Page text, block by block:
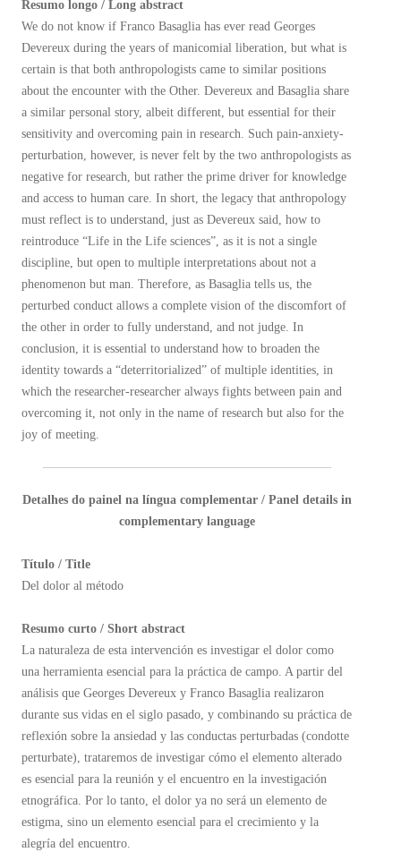
Resumo longo / Long abstract
We do not know if Franco Basaglia has ever read Georges
Devereux during the years of manicomial liberation, but what is
certain is that both anthropologists came to similar positions
about the encounter with the Other. Devereux and Basaglia share
a similar personal story, albeit different, but essential for their
sensitivity and overcoming pain in research. Such pain-anxiety-
perturbation, however, is never felt by the two anthropologists as
negative for research, but rather the prime driver for knowledge
and access to human care. In short, the legacy that anthropology
must reflect is to understand, just as Devereux said, how to
reintroduce “Life in the Life sciences”, as it is not a single
discipline, but open to multiple interpretations about not a
phenomenon but man. Therefore, as Basaglia tells us, the
perturbed conduct allows a complete vision of the discomfort of
the other in order to fully understand, and not judge. In
conclusion, it is essential to understand how to broaden the
identity towards a “deterritorialized” of multiple identities, in
which the researcher-researcher always fights between pain and
overcoming it, not only in the name of research but also for the
joy of meeting.
Detalhes do painel na língua complementar / Panel details in
complementary language
Título / Title
Del dolor al método
Resumo curto / Short abstract
La naturaleza de esta intervención es investigar el dolor como
una herramienta esencial para la práctica de campo. A partir del
análisis que Georges Devereux y Franco Basaglia realizaron
durante sus vidas en el siglo pasado, y combinando su práctica de
reflexión sobre la ansiedad y las conductas perturbadas (condotte
perturbate), trataremos de investigar cómo el elemento alterado
es esencial para la reunión y el encuentro en la investigación
etnográfica. Por lo tanto, el dolor ya no será un elemento de
estigma, sino un elemento esencial para el crecimiento y la
alegría del encuentro.